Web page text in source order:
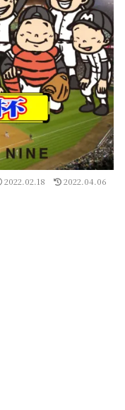
2022.02.18 2022.04.06